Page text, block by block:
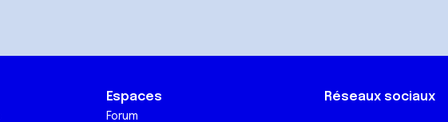
Espaces
Forum
Réseaux sociaux